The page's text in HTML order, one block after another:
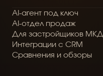
A -агент под ключ
A -отдел продаж
Для застройщ иков М КД
И нтеграции с CRM
Сравнения и обзоры